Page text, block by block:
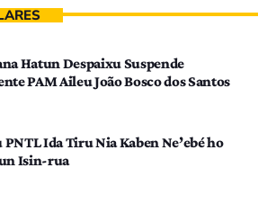
Hatun Despaixu Suspende
PAM Aileu João Bosco dos Santos
Ida Tiru Nia Kaben Ne’ebé ho
Isin-rua